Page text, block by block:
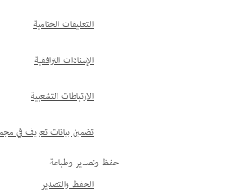
التعليقات الختامية
الإسنادات الترافقية
الارتباطات التشعبية
تضمين بيانات تعريف في
حفظ وتصدير وطباعة
الحفظ والتصدير